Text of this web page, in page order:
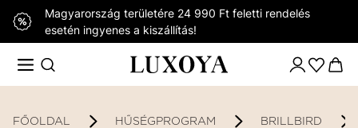
Magyarország területére 24 990 Ft feletti rendelés
esetén ingyenes a kiszállítás!
FŐOLDAL HŰSÉGPROGRAM BRILLBIRD